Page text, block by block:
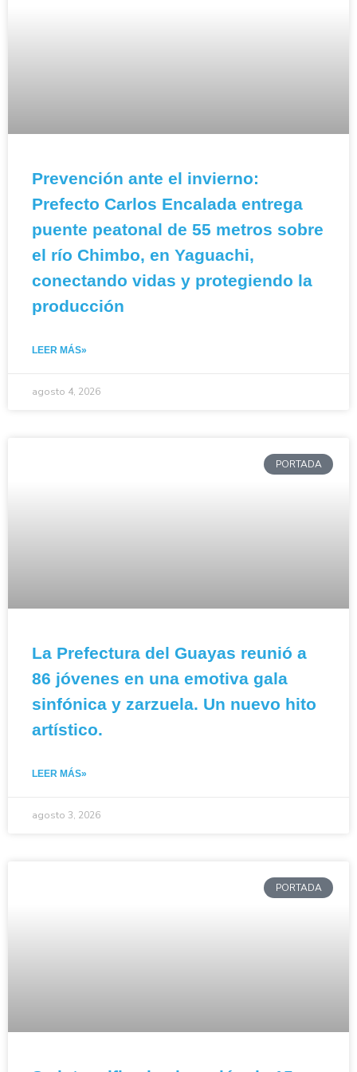
Prevención ante el invierno:
Prefecto Carlos Encalada entrega
puente peatonal de 55 metros sobre
el río Chimbo, en Yaguachi,
conectando vidas y protegiendo la
producción
LEER MÁS»
agosto 4, 2026
PORTADA
La Prefectura del Guayas reunió a
86 jóvenes en una emotiva gala
sinfónica y zarzuela. Un nuevo hito
artístico.
LEER MÁS»
agosto 3, 2026
PORTADA